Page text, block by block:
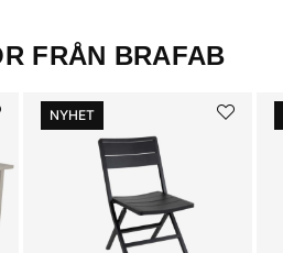
FRÅN BRAFAB
NYHET